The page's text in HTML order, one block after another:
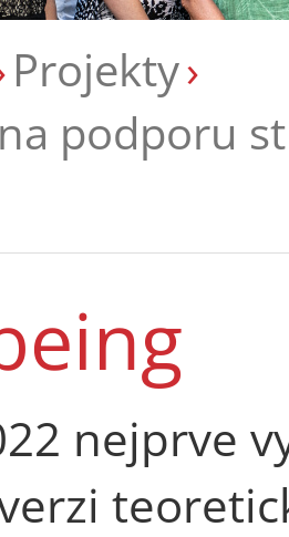
Projekty
podporu
nejprve